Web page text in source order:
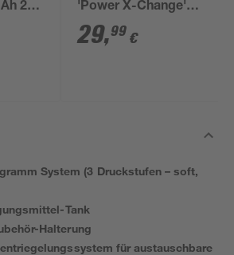
2
'Power X-Change'
Ladegerät und Akku
18 V 2,5 Ah
29,99 €
System (3 Druckstufen – soft,
Tank
Halterung
für austauschbare